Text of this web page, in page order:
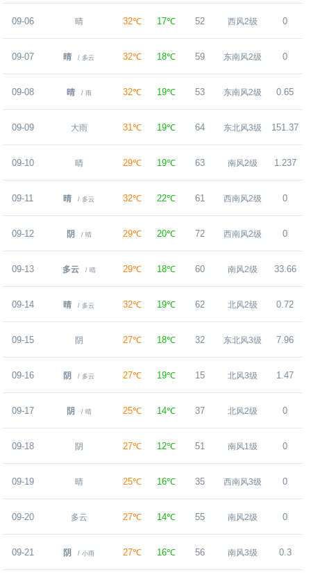
09-06 晴 32℃ 17℃ 52 西风2级 0
09-07 晴 / 多云 32℃ 18℃ 59 东南风2级 0
09-08 晴 / 雨 32℃ 19℃ 53 东南风2级 0.65
09-09 大雨 31℃ 19℃ 64 东北风3级 151.37
09-10 晴 29℃ 19℃ 63 南风2级 1.237
09-11 晴 / 多云 32℃ 22℃ 61 西南风2级 0
09-12 阴 / 晴 29℃ 20℃ 72 西南风2级 0
09-13 多云 / 晴 29℃ 18℃ 60 南风2级 33.66
09-14 晴 / 多云 32℃ 19℃ 62 北风2级 0.72
09-15 阴 27℃ 18℃ 32 东北风3级 7.96
09-16 阴 / 多云 27℃ 19℃ 15 北风3级 1.47
09-17 阴 / 晴 25℃ 14℃ 37 北风2级 0
09-18 阴 27℃ 12℃ 51 南风1级 0
09-19 晴 25℃ 16℃ 35 西南风3级 0
09-20 多云 27℃ 14℃ 55 南风2级 0
09-21 阴 / 小雨 27℃ 16℃ 56 南风3级 0.3